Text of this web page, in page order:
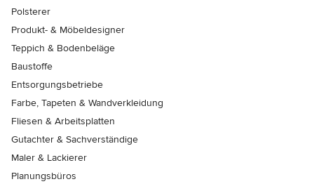
Polsterer
Produkt- & Möbeldesigner
Teppich & Bodenbeläge
Baustoffe
Entsorgungsbetriebe
Farbe, Tapeten & Wandverkleidung
Fliesen & Arbeitsplatten
Gutachter & Sachverständige
Maler & Lackierer
Planungsbüros